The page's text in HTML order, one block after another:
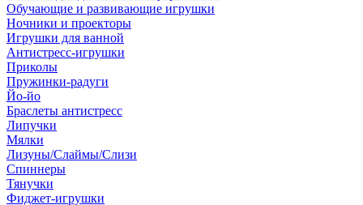
Обучающие и развивающие игрушки
Ночники и проекторы
Игрушки для ванной
Антистресс-игрушки
Приколы
Пружинки-радуги
Йо-йо
Браслеты антистресс
Липучки
Мялки
Лизуны/Слаймы/Слизи
Спиннеры
Тянучки
Фиджет-игрушки